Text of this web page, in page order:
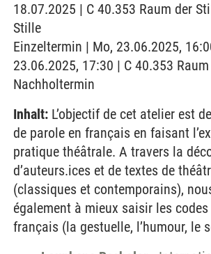
18.07.2025 | C 40.353 Raum der
Stille
Einzeltermin | Mo, 23.06.2025,
23.06.2025, 17:30 | C 40.353
Nachholtermin
Inhalt: L’objectif de cet atelier est
de parole en français en faisant
pratique théâtrale. A travers la
d’auteurs.ices et de textes de
(classiques et contemporains),
également à mieux saisir les
français (la gestuelle, l’humour, le